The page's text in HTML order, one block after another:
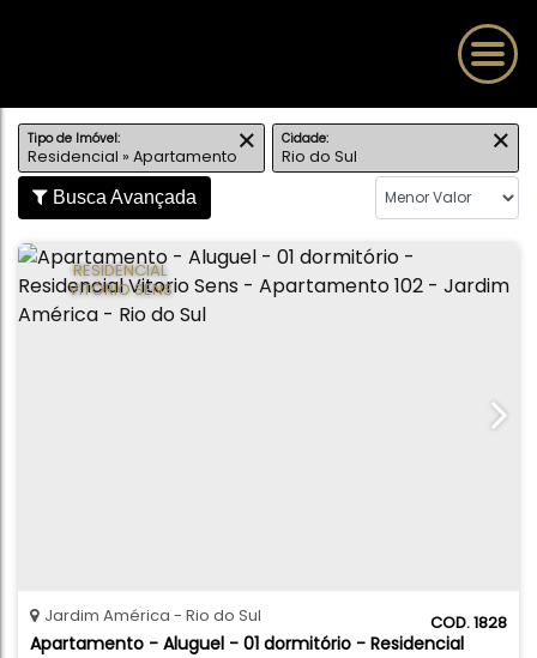
Tipo de Imóvel:
Residencial » Apartamento
Cidade:
Rio do Sul
Busca Avançada
RESIDENCIAL
VITÓRIO SENS
1828
Apartamento - Aluguel - 01 dormitório - Residencial
Jardim América Rio do Sul